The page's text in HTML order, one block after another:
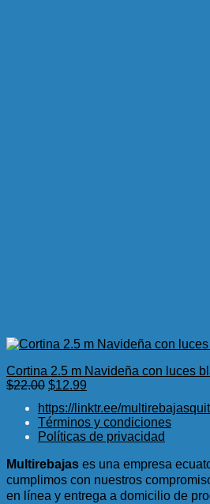
Cortina 2.5 m Navideña con luces
$22.00 El
original
era:
$22.00.
$12.99
actual
es:
$12.99.
https://linktr.ee/multirebajasquit
Términos y condiciones
Políticas de privacidad
Multirebajas es una empresa
cumplimos con nuestros
en línea y entrega a domicilio de